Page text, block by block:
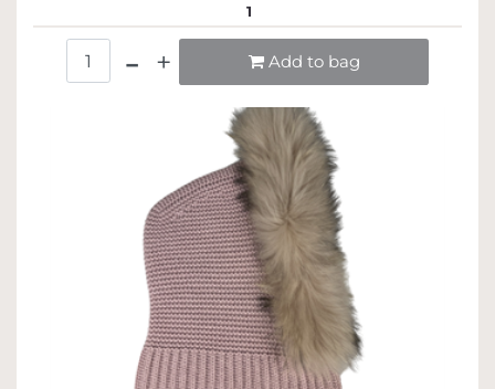
1
Add to bag